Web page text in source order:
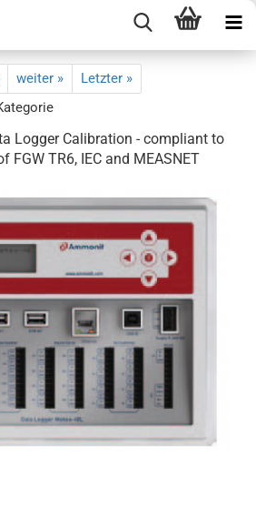
weiter »
Letzter »
Logger Calibration - compliant to
FGW TR6, IEC and MEASNET